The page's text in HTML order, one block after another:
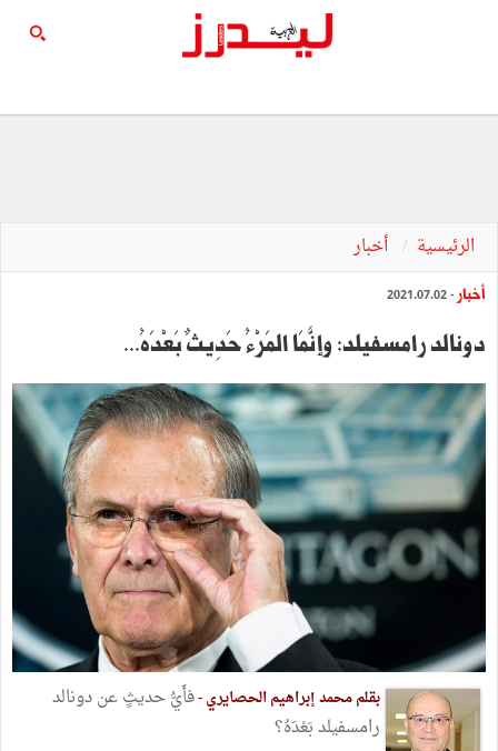
الرئيسية أخبار
أخبار - 2021.07.02
دونالد رامسفيلد: وإنَّمَا المَرْءُ حَدِيثٌ بَعْدَهُ...
بقلم محمد إبراهيم الحصايري -فأَيُّ حديثٍ عن دونالد
رامسفيلد بَعْدَهُ؟